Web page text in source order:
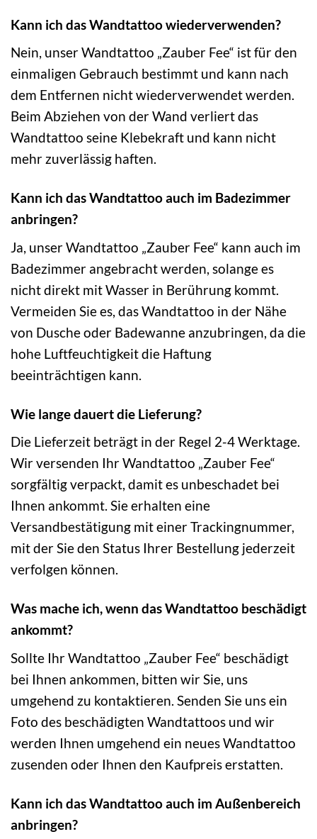
Kann ich das Wandtattoo wiederverwenden?
Nein, unser Wandtattoo „Zauber Fee“ ist für den
einmaligen Gebrauch bestimmt und kann nach
dem Entfernen nicht wiederverwendet werden.
Beim Abziehen von der Wand verliert das
Wandtattoo seine Klebekraft und kann nicht
mehr zuverlässig haften.
Kann ich das Wandtattoo auch im Badezimmer
anbringen?
Ja, unser Wandtattoo „Zauber Fee“ kann auch im
Badezimmer angebracht werden, solange es
nicht direkt mit Wasser in Berührung kommt.
Vermeiden Sie es, das Wandtattoo in der Nähe
von Dusche oder Badewanne anzubringen, da die
hohe Luftfeuchtigkeit die Haftung
beeinträchtigen kann.
Wie lange dauert die Lieferung?
Die Lieferzeit beträgt in der Regel 2-4 Werktage.
Wir versenden Ihr Wandtattoo „Zauber Fee“
sorgfältig verpackt, damit es unbeschadet bei
Ihnen ankommt. Sie erhalten eine
Versandbestätigung mit einer Trackingnummer,
mit der Sie den Status Ihrer Bestellung jederzeit
verfolgen können.
Was mache ich, wenn das Wandtattoo beschädigt
ankommt?
Sollte Ihr Wandtattoo „Zauber Fee“ beschädigt
bei Ihnen ankommen, bitten wir Sie, uns
umgehend zu kontaktieren. Senden Sie uns ein
Foto des beschädigten Wandtattoos und wir
werden Ihnen umgehend ein neues Wandtattoo
zusenden oder Ihnen den Kaufpreis erstatten.
Kann ich das Wandtattoo auch im Außenbereich
anbringen?